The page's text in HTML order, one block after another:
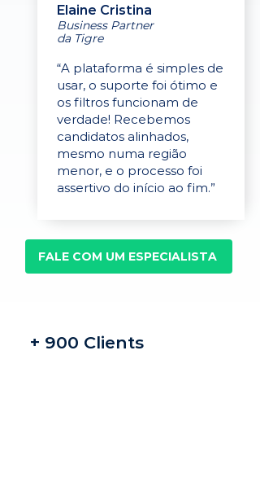
Elaine Cristina
Business Partner
da Tigre
“A plataforma é simples de
usar, o suporte foi ótimo e
os filtros funcionam de
verdade! Recebemos
candidatos alinhados,
mesmo numa região
menor, e o processo foi
assertivo do início ao fim.”
FALE COM UM ESPECIALISTA
+ 900 Clients